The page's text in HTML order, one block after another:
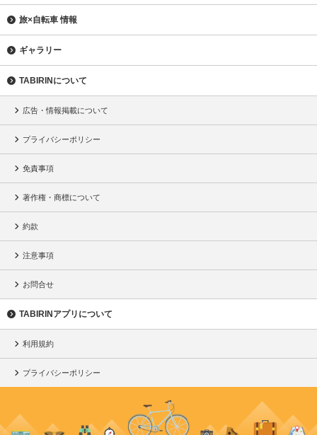
旅×自転車 情報
ギャラリー
TABIRINについて
広告・情報掲載について
プライバシーポリシー
免責事項
著作権・商標について
約款
注意事項
お問合せ
TABIRINアプリについて
利用規約
プライバシーポリシー